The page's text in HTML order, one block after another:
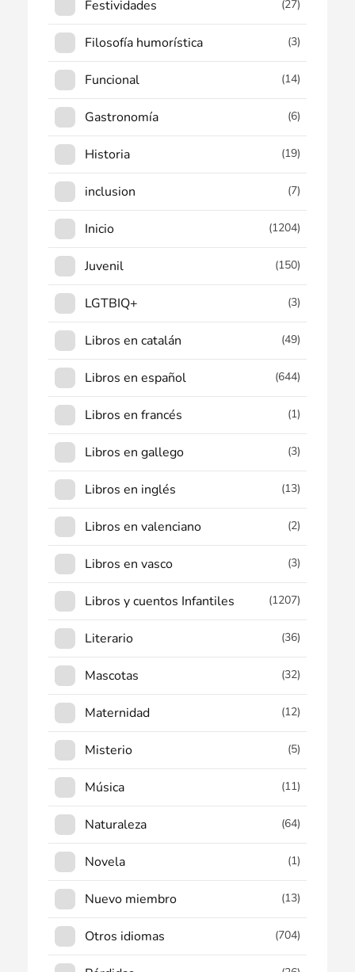
Festividades (27)
Filosofía humorística (3)
Funcional (14)
Gastronomía (6)
Historia (19)
inclusion (7)
Inicio (1204)
Juvenil (150)
LGTBIQ+ (3)
Libros en catalán (49)
Libros en español (644)
Libros en francés (1)
Libros en gallego (3)
Libros en inglés (13)
Libros en valenciano (2)
Libros en vasco (3)
Libros y cuentos Infantiles (1207)
Literario (36)
Mascotas (32)
Maternidad (12)
Misterio (5)
Música (11)
Naturaleza (64)
Novela (1)
Nuevo miembro (13)
Otros idiomas (704)